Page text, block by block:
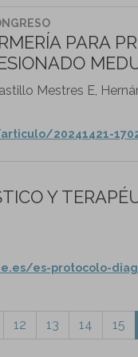
PARA
Mestres E,
20241421-
Y
es-protocolo-
12 13 14 15